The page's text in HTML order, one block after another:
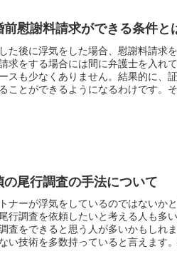
前慰謝料請求ができる条件と
た後に浮気をした場合、慰謝料請求
求をする場合には間に弁護士を入れ
スも少なくありません。結果的に、
ことができるようになるわけです。
の尾行調査の手法について
ナーが浮気をしているのではないか
行調査を依頼したいと考える人も多
査をできると思う人が多いかもしれ
い技術を多数持っていると言えます